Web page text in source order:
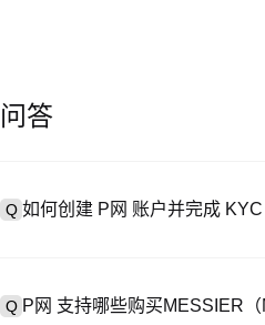
问答
Q 如何创建 P网 账户并完成 KYC
Q P网 支持哪些购买MESSIER（